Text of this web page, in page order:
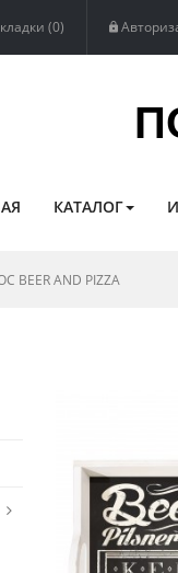
(0)
КАТАЛОГ
AND PIZZA